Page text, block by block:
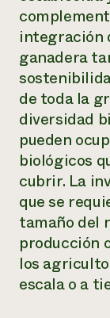
integración
ganadera
de toda la
diversidad
pueden
biológicos
cubrir. La
que se
tamaño del
producción
los
escala o a